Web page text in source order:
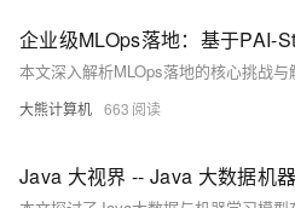
大熊计算机 663